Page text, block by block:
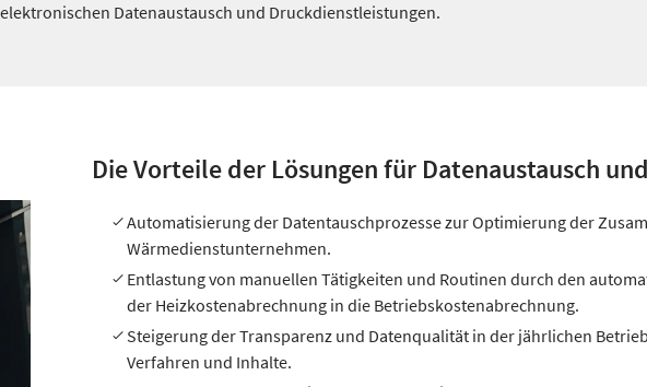
Datenaustausch und Druckdienstleistungen.
Die Vorteile der Lösungen für Datenaustausch
Automatisierung der Datentauschprozesse zur Optimierung der
Wärmedienstunternehmen.
Entlastung von manuellen Tätigkeiten und Routinen durch den
der Heizkostenabrechnung in die Betriebskostenabrechnung.
Steigerung der Transparenz und Datenqualität in der jährlichen
Verfahren und Inhalte.